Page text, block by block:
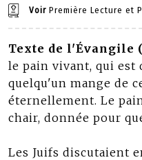
Voir Première Lecture et
Texte de l'Évangile (
le pain vivant, qui est
quelqu'un mange de
éternellement. Le
chair, donnée pour
Les Juifs discutaient